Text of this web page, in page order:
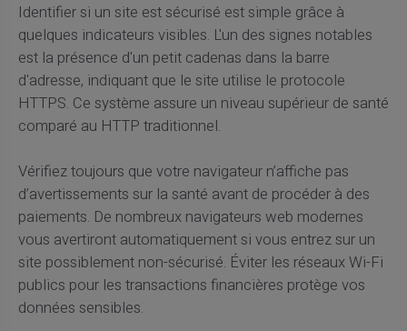
Identifier si un site est sécurisé est simple grâce à
quelques indicateurs visibles. L'un des signes notables
est la présence d'un petit cadenas dans la barre
d'adresse, indiquant que le site utilise le protocole
HTTPS. Ce système assure un niveau supérieur de santé
comparé au HTTP traditionnel.
Vérifiez toujours que votre navigateur n’affiche pas
d’avertissements sur la santé avant de procéder à des
paiements. De nombreux navigateurs web modernes
vous avertiront automatiquement si vous entrez sur un
site possiblement non-sécurisé. Éviter les réseaux Wi-Fi
publics pour les transactions financières protège vos
données sensibles.